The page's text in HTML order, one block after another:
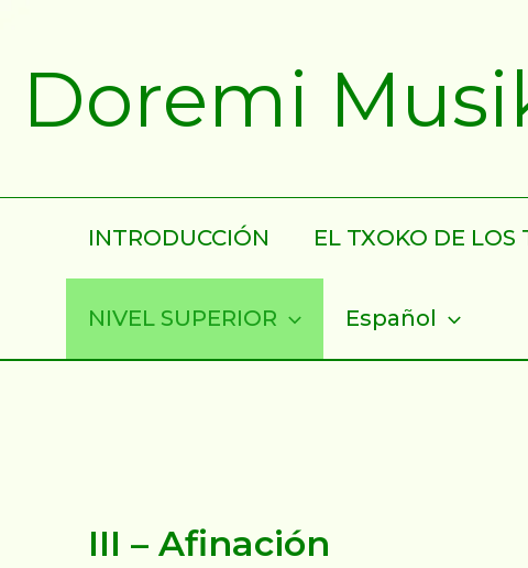
contenido
Doremi
INTRODUCCIÓN EL TXOKO DE LOS
NIVEL SUPERIOR Español
III – Afinación